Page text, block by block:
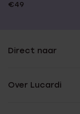
€49
Direct naar
Over Lucardi